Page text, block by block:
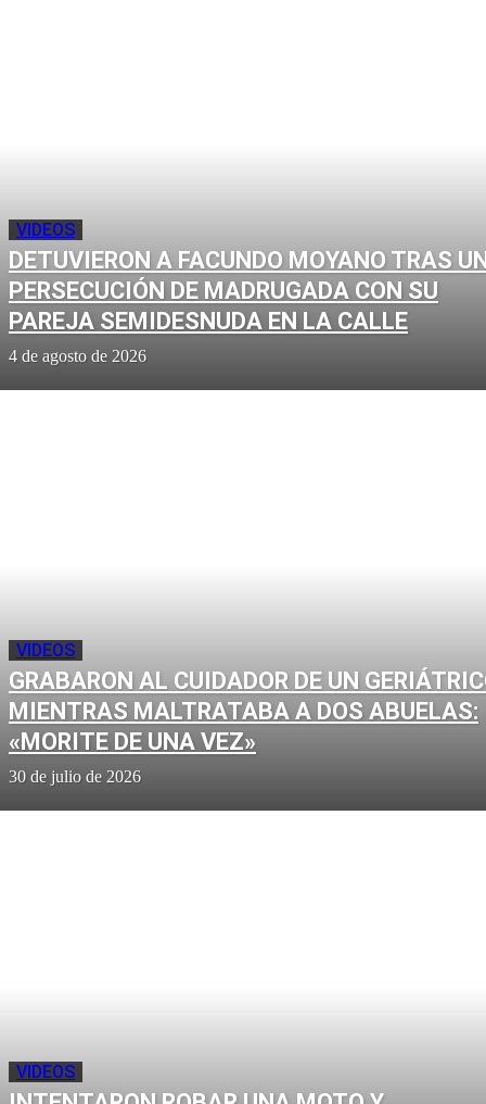
VIDEOS
DETUVIERON A FACUNDO MOYANO TRAS
PERSECUCIÓN DE MADRUGADA CON SU
PAREJA SEMIDESNUDA EN LA CALLE
4 de agosto de 2026
VIDEOS
GRABARON AL CUIDADOR DE UN
MIENTRAS MALTRATABA A DOS ABUELAS:
«MORITE DE UNA VEZ»
30 de julio de 2026
VIDEOS